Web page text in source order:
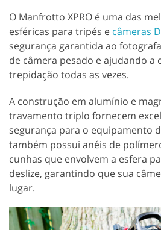
O Manfrotto XPRO é uma das
esféricas para tripés e câmeras
segurança garantida ao
de câmera pesado e ajudando a
trepidação todas as vezes.
A construção em alumínio e
travamento triplo fornecem
segurança para o equipamento
também possui anéis de
cunhas que envolvem a esfera
deslize, garantindo que sua
lugar.